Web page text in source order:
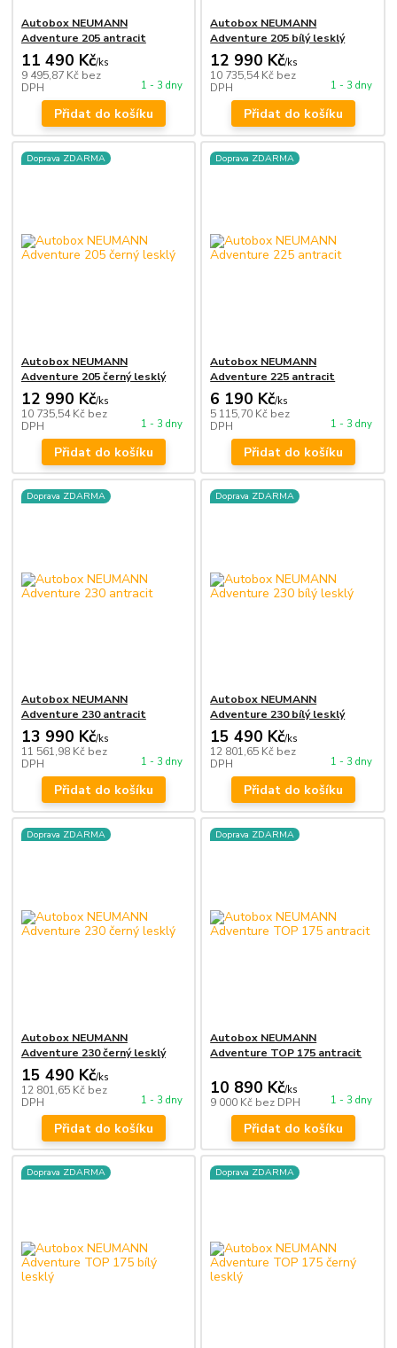
Autobox NEUMANN
Adventure 205 antracit
11 490 Kč/ks
9 495,87 Kč bez
DPH
1 - 3 dny
Přidat do košíku
Autobox NEUMANN
Adventure 205 bílý lesklý
12 990 Kč/ks
10 735,54 Kč bez
DPH
1 - 3 dny
Přidat do košíku
Doprava ZDARMA
Autobox NEUMANN
Adventure 205 černý lesklý
12 990 Kč/ks
10 735,54 Kč bez
DPH
1 - 3 dny
Přidat do košíku
Doprava ZDARMA
Autobox NEUMANN
Adventure 225 antracit
6 190 Kč/ks
5 115,70 Kč bez
DPH
1 - 3 dny
Přidat do košíku
Doprava ZDARMA
Autobox NEUMANN
Adventure 230 antracit
13 990 Kč/ks
11 561,98 Kč bez
DPH
1 - 3 dny
Přidat do košíku
Doprava ZDARMA
Autobox NEUMANN
Adventure 230 bílý lesklý
15 490 Kč/ks
12 801,65 Kč bez
DPH
1 - 3 dny
Přidat do košíku
Doprava ZDARMA
Autobox NEUMANN
Adventure 230 černý lesklý
15 490 Kč/ks
12 801,65 Kč bez
DPH
1 - 3 dny
Přidat do košíku
Doprava ZDARMA
Autobox NEUMANN
Adventure TOP 175 antracit
10 890 Kč/ks
9 000 Kč bez DPH 1 - 3 dny
Přidat do košíku
Doprava ZDARMA Doprava ZDARMA